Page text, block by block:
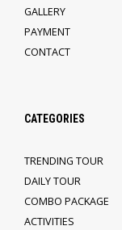
GALLERY
PAYMENT
CONTACT
CATEGORIES
TRENDING TOUR
DAILY TOUR
COMBO PACKAGE
ACTIVITIES